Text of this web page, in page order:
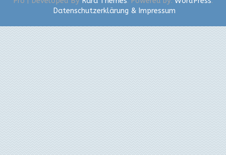
Datenschutzerklärung & Impressum